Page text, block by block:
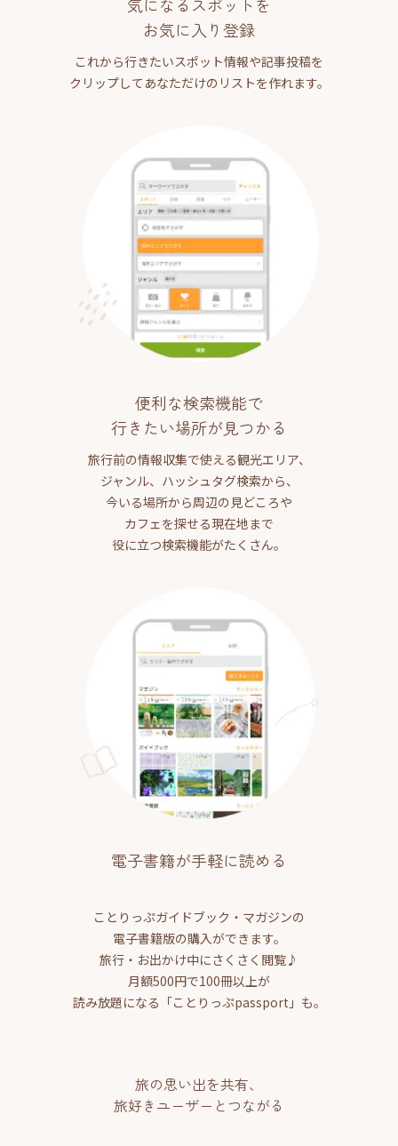
お気に入り登録
これから行きたいスポット情報や記事投稿を
クリップしてあなただけのリストを作れます。
便利な検索機能で
行きたい場所が見つかる
旅行前の情報収集で使える観光エリア、
ジャンル、ハッシュタグ検索から、
今いる場所から周辺の見どころや
カフェを探せる現在地まで
役に立つ検索機能がたくさん。
電子書籍が手軽に読める
ことりっぷガイドブック・マガジンの
電子書籍版の購入ができます。
旅行・お出かけ中にさくさく閲覧♪
月額500円で100冊以上が
読み放題になる「ことりっぷpassport」も。
旅の思い出を共有、
旅好きユーザーとつながる